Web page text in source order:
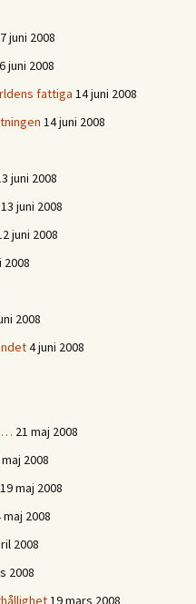
juni 2008
juni 2008
fattiga 14 juni 2008
14 juni 2008
juni 2008
13 juni 2008
juni 2008
2008
2008
4 juni 2008
21 maj 2008
2008
19 maj 2008
maj 2008
2008
2008
19 mars 2008